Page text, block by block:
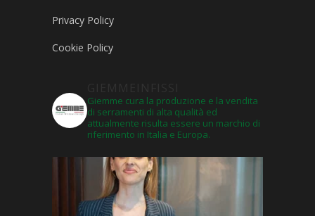
Privacy Policy
Cookie Policy
Giemme cura la produzione e la vendita
di serramenti di alta qualità ed
attualmente risulta essere un marchio di
riferimento in Italia e Europa.